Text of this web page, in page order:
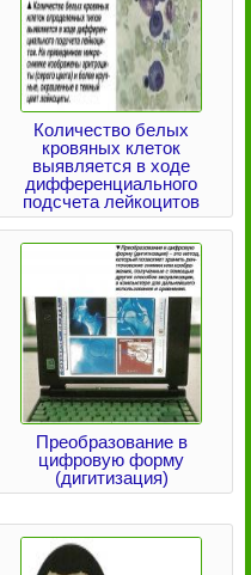
Количество белых
кровяных клеток
выявляется в ходе
дифференциального
подсчета лейкоцитов
Преобразование в
цифровую форму
(дигитизация)